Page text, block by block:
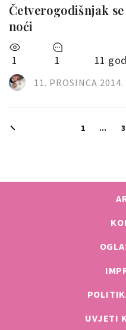
Četverogodišnjak
noći
1 1 11
11. PROSINCA 2014.
1 ... 3
UVJETI